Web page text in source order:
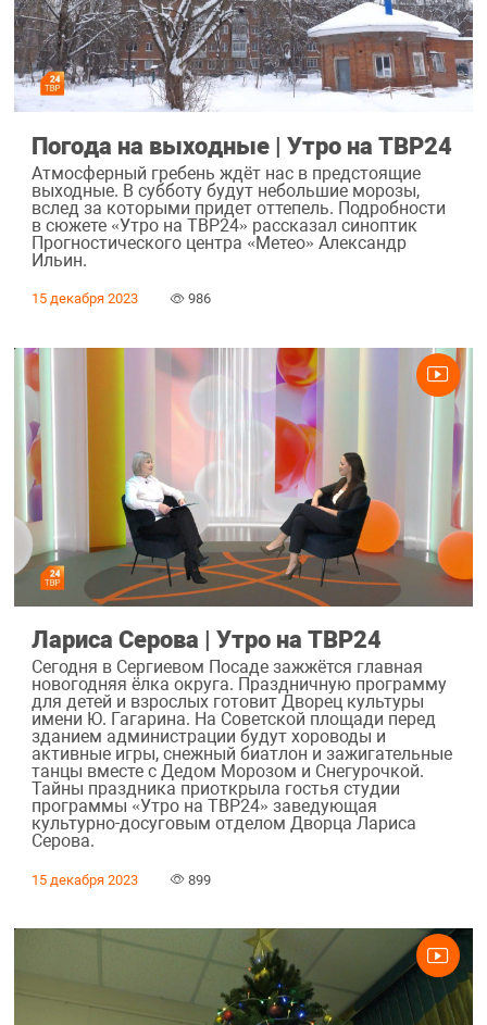
Погода на выходные | Утро на ТВР24
Атмосферный гребень ждёт нас в предстоящие
выходные. В субботу будут небольшие морозы,
вслед за которыми придет оттепель. Подробности
в сюжете «Утро на ТВР24» рассказал синоптик
Прогностического центра «Метео» Александр
Ильин.
15 декабря 2023 986
Лариса Серова | Утро на ТВР24
Сегодня в Сергиевом Посаде зажжётся главная
новогодняя ёлка округа. Праздничную программу
для детей и взрослых готовит Дворец культуры
имени Ю. Гагарина. На Советской площади перед
зданием администрации будут хороводы и
активные игры, снежный биатлон и зажигательные
танцы вместе с Дедом Морозом и Снегурочкой.
Тайны праздника приоткрыла гостья студии
программы «Утро на ТВР24» заведующая
культурно-досуговым отделом Дворца Лариса
Серова.
15 декабря 2023 899